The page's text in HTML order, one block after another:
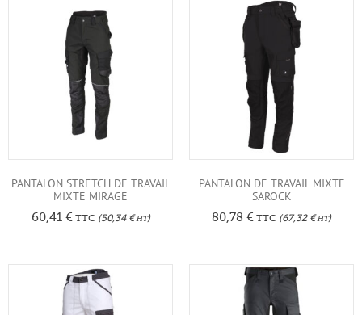
PANTALON STRETCH DE TRAVAIL
MIXTE MIRAGE
60,41 € TTC(50,34 €HT)
PANTALON DE TRAVAIL MIXTE
SAROCK
80,78 € TTC (67,32 €HT)